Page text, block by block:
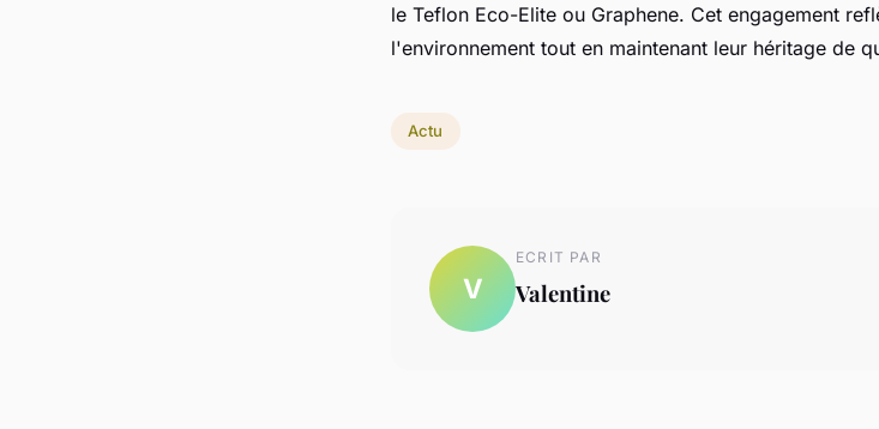
le Teflon Eco-Elite ou Graphene. Cet engagement
l'environnement tout en maintenant leur héritage de
Actu
V
ECRIT PAR
Valentine